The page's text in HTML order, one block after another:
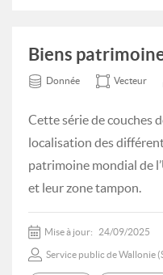
Biens
Donnée Vecteur
Cette série de couches
localisation des
patrimoine mondial de
et leur zone tampon.
Mise à jour: 24/09/2025
Service public de Wallonie